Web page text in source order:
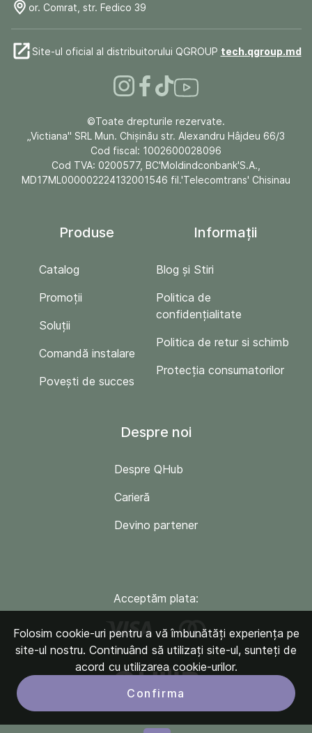
or. Comrat, str. Fedico 39
Site-ul oficial al distribuitorului QGROUP tech.qgroup.md
©Toate drepturile rezervate.
„Victiana" SRL Mun. Chişinău str. Alexandru Hâjdeu 66/3
Cod fiscal: 1002600028096
Cod TVA: 0200577, BC'Moldindconbank'S.A.,
MD17ML000002224132001546 fil.'Telecomtrans' Chisinau
Produse
Catalog
Promoții
Soluții
Comandă instalare
Povești de succes
Informații
Blog și Stiri
Politica de
confidențialitate
Politica de retur si schimb
Protecția consumatorilor
Despre noi
Despre QHub
Carieră
Devino partener
Acceptăm plata:
Folosim cookie-uri pentru a vă îmbunătăți experiența pe
site-ul nostru. Continuând să utilizați site-ul, sunteți de
acord cu utilizarea cookie-urilor.
Confirma